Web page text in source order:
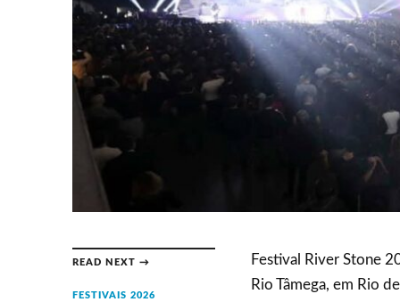
READ NEXT →
FESTIVAIS 2026
Festival River Stone
Rio Tâmega, em Rio